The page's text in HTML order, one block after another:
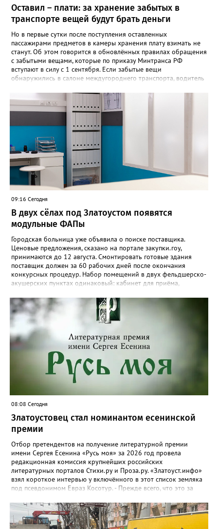
Оставил – плати: за хранение забытых в
транспорте вещей будут брать деньги
Но в первые сутки после поступления оставленных
пассажирами предметов в камеры хранения плату взимать не
станут. Об этом говорится в обновлённых правилах обращения
с забытыми вещами, которые по приказу Минтранса РФ
вступают в силу с 1 сентября. Если забытые вещи
обнаружились в салоне междугороднего транспорта, водитель
владельца автовокзала в конечном пункте маршрута либо
перевозчику. После чего вещи направляют в бюро находок.
Чтобы вернуть забытое, пассажиру придётся подтвердить
приметы. Златоустовцам, оставившим вещи в городском
транспорте, советуют обращаться по телефонам +7 (3513) 666-
462 – если пропажа произошла в автобусе, +7 (3513) 673-292 –
если в трамвае. «Также уточнить информацию о забытых
вещах можно по адресу: Златоуст, улица Карла Маркса, 2, -
напоминают в муниципальном «Автохозяйстве». - Не
откладывайте звонок — возможно, ваши вещи уже найдены!»
09:16 Сегодня
В двух сёлах под Златоустом появятся
модульные ФАПы
Городская больница уже объявила о поиске поставщика.
Ценовые предложения, сказано на портале закупки.гоу,
принимаются до 12 августа. Смонтировать готовые здания
поставщик должен за 60 рабочих дней после окончания
конкурсных процедур. Набор помещений в двух фельдшерско-
акушерских пунктах одинаковый: кабинет для приёма,
также комната для хранения лекарственных препаратов и
другие вспомогательные. В Веселовке новый ФАП
расположится на участке №58 по улице Ленина, в Кувашах –
на Советской, 79.
08:08 Сегодня
Златоустовец стал номинантом есенинской
премии
Отбор претендентов на получение литературной премии
имени Сергея Есенина «Русь моя» за 2026 год провела
редакционная комиссия крупнейших российских
литературных порталов Стихи.ру и Проза.ру. «Златоуст.инфо»
взял короткое интервью у включённого в этот список земляка
под псевдонимом Евраз Косотур. - Прежде всего, что это за
«Русь моя» ежегодная, её вручают в канун дня рождения
великого русского поэта. Я о ней узнал на сайте стихи.ру,
подал заявку, особо ни на что не рассчитывая. А потом мне